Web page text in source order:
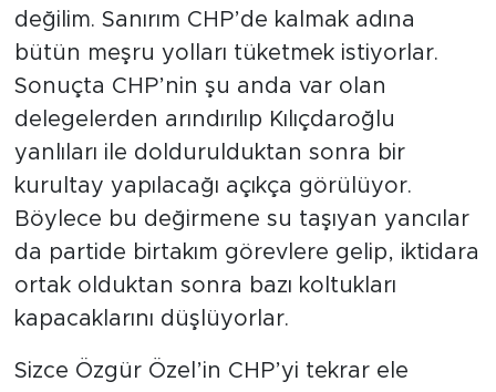
değilim. Sanırım CHP’de kalmak adına
bütün meşru yolları tüketmek istiyorlar.
Sonuçta CHP’nin şu anda var olan
delegelerden arındırılıp Kılıçdaroğlu
yanlıları ile doldurulduktan sonra bir
kurultay yapılacağı açıkça görülüyor.
Böylece bu değirmene su taşıyan yancılar
da partide birtakım görevlere gelip, iktidara
ortak olduktan sonra bazı koltukları
kapacaklarını düşlüyorlar.
Sizce Özgür Özel’in CHP’yi tekrar ele